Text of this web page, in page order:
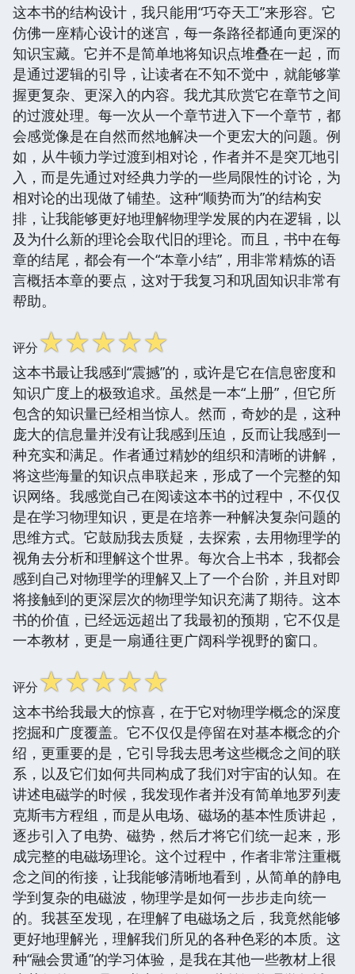
这本书的结构设计，我只能用“巧夺天工”来形容。它
仿佛一座精心设计的迷宫，每一条路径都通向更深的
知识宝藏。它并不是简单地将知识点堆叠在一起，而
是通过逻辑的引导，让读者在不知不觉中，就能够掌
握更复杂、更深入的内容。我尤其欣赏它在章节之间
的过渡处理。每一次从一个章节进入下一个章节，都
会感觉像是在自然而然地解决一个更宏大的问题。例
如，从牛顿力学过渡到相对论，作者并不是突兀地引
入，而是先通过对经典力学的一些局限性的讨论，为
相对论的出现做了铺垫。这种“顺势而为”的结构安
排，让我能够更好地理解物理学发展的内在逻辑，以
及为什么新的理论会取代旧的理论。而且，书中在每
章的结尾，都会有一个“本章小结”，用非常精炼的语
言概括本章的要点，这对于我复习和巩固知识非常有
帮助。
评分☆☆☆☆☆
这本书最让我感到“震撼”的，或许是它在信息密度和
知识广度上的极致追求。虽然是一本“上册”，但它所
包含的知识量已经相当惊人。然而，奇妙的是，这种
庞大的信息量并没有让我感到压迫，反而让我感到一
种充实和满足。作者通过精妙的组织和清晰的讲解，
将这些海量的知识点串联起来，形成了一个完整的知
识网络。我感觉自己在阅读这本书的过程中，不仅仅
是在学习物理知识，更是在培养一种解决复杂问题的
思维方式。它鼓励我去质疑，去探索，去用物理学的
视角去分析和理解这个世界。每次合上书本，我都会
感到自己对物理学的理解又上了一个台阶，并且对即
将接触到的更深层次的物理学知识充满了期待。这本
书的价值，已经远远超出了我最初的预期，它不仅是
一本教材，更是一扇通往更广阔科学视野的窗口。
评分☆☆☆☆☆
这本书给我最大的惊喜，在于它对物理学概念的深度
挖掘和广度覆盖。它不仅仅是停留在对基本概念的介
绍，更重要的是，它引导我去思考这些概念之间的联
系，以及它们如何共同构成了我们对宇宙的认知。在
讲述电磁学的时候，我发现作者并没有简单地罗列麦
克斯韦方程组，而是从电场、磁场的基本性质讲起，
逐步引入了电势、磁势，然后才将它们统一起来，形
成完整的电磁场理论。这个过程中，作者非常注重概
念之间的衔接，让我能够清晰地看到，从简单的静电
学到复杂的电磁波，物理学是如何一步步走向统一
的。我甚至发现，在理解了电磁场之后，我竟然能够
更好地理解光，理解我们所见的各种色彩的本质。这
种“融会贯通”的学习体验，是我在其他一些教材上很